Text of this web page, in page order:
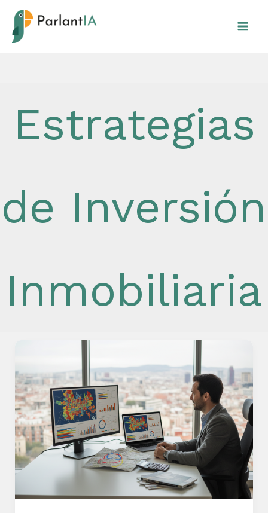
contenido
Estrategias
de Inversión
Inmobiliaria
Rentabilidad
alquiler
en
Barcelona
por
distrito: